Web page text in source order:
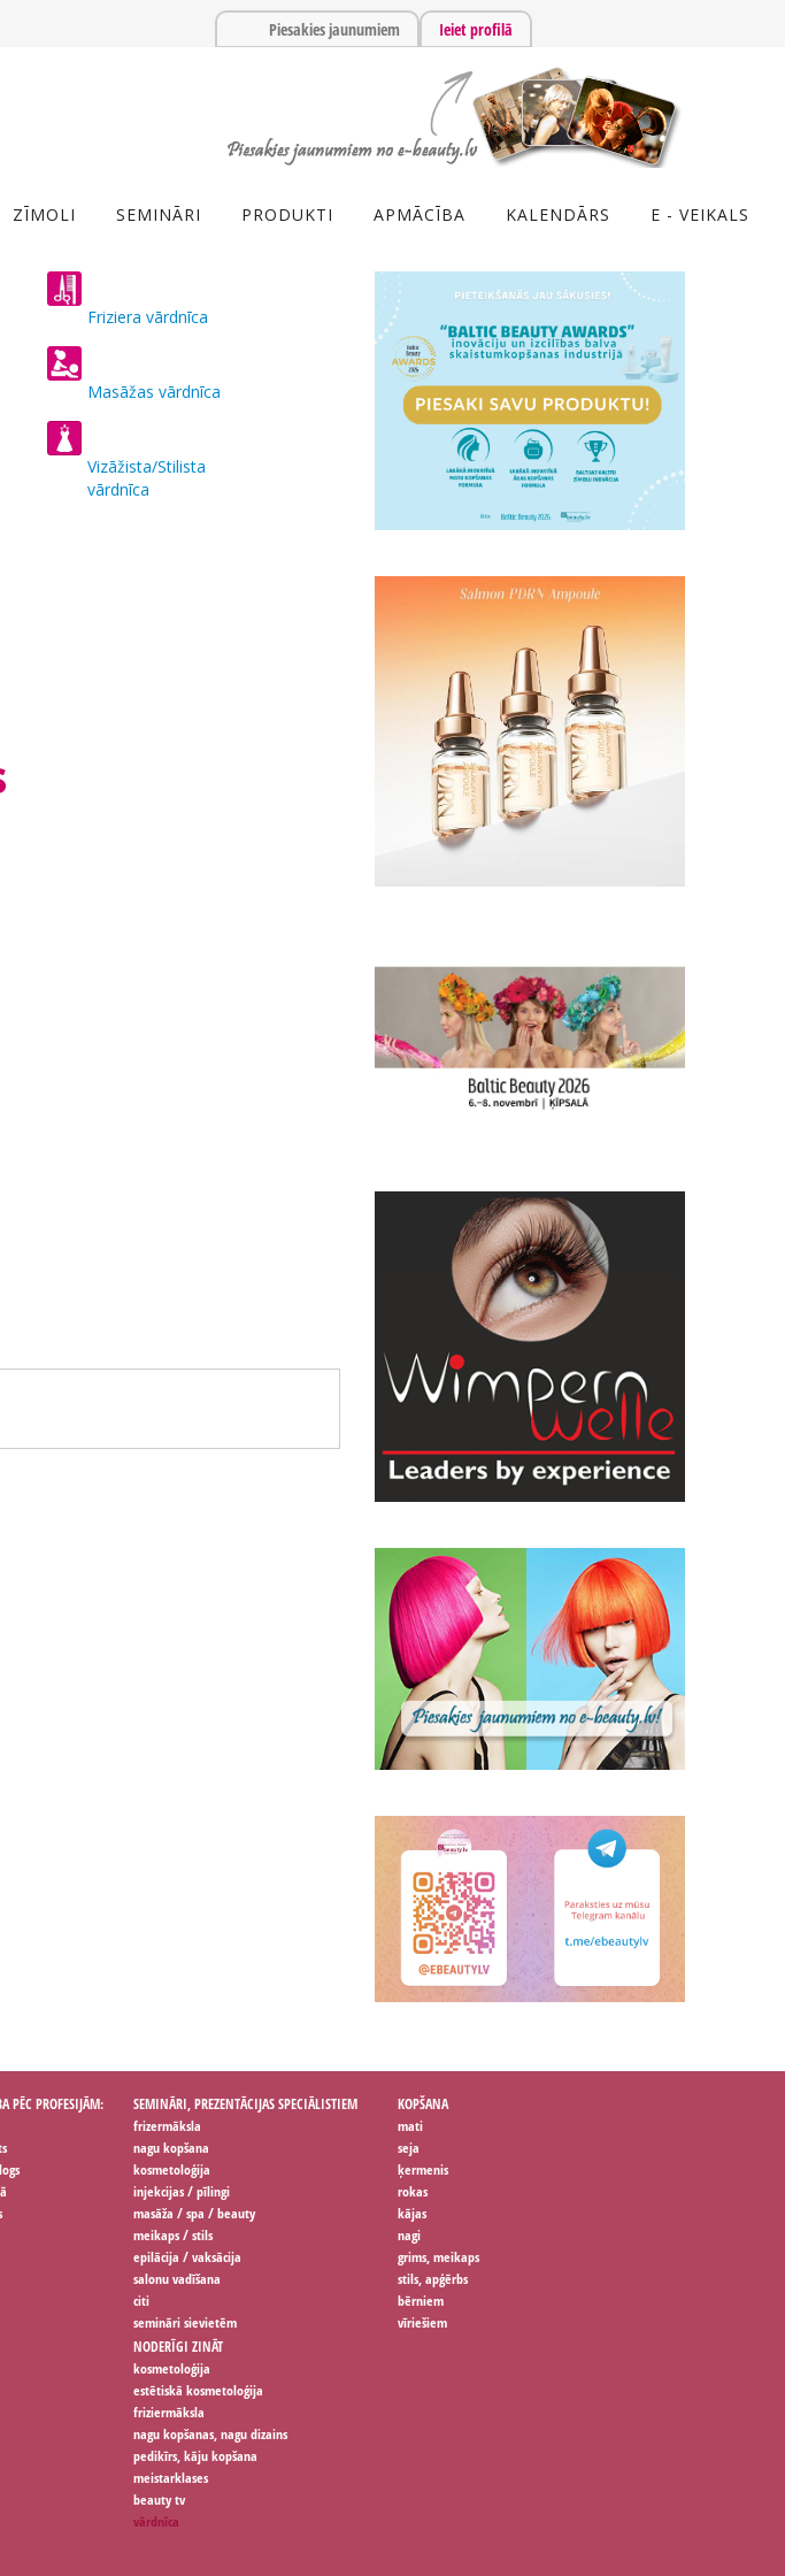
Piesakies jaunumiem Ieiet profilā
ZĪMOLI SEMINĀRI PRODUKTI APMĀCĪBA KALENDĀRS E - VEIKALS
Friziera vārdnīca
Masāžas vārdnīca
Vizāžista/Stilista
vārdnīca
PĒC PROFESIJĀM:
SEMINĀRI, PREZENTĀCIJAS SPECIĀLISTIEM
frizermāksla
nagu kopšana
kosmetoloģija
injekcijas / pīlingi
masāža / spa / beauty
meikaps / stils
epilācija / vaksācija
salonu vadīšana
citi
semināri sievietēm
KOPŠANA
mati
seja
ķermenis
rokas
kājas
nagi
grims, meikaps
stils, apģērbs
bērniem
vīriešiem
NODERĪGI ZINĀT
kosmetoloģija
estētiskā kosmetoloģija
friziermāksla
nagu kopšanas, nagu dizains
pedikīrs, kāju kopšana
meistarklases
beauty tv
vārdnīca